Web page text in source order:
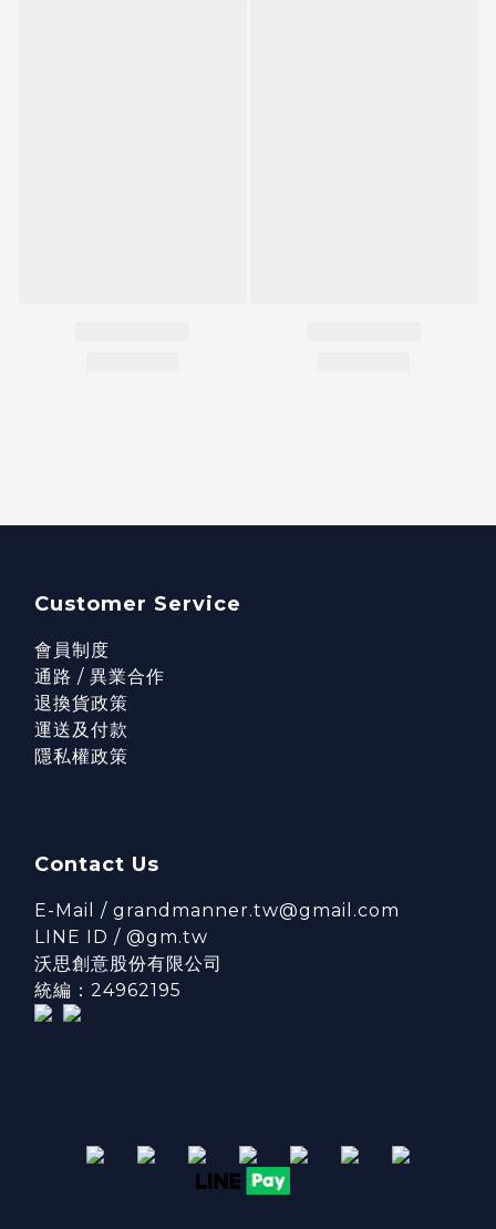
Customer Service
會員制度
通路 / 異業合作
退換貨政策
運送及付款
隱私權政策
Contact Us
E-Mail / grandmanner.tw@gmail.com
LINE ID / @gm.tw
沃思創意股份有限公司
統編：24962195